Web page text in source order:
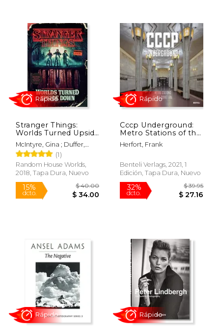
15%
dcto.
$ 30.00
$ 25.50
50%
dcto.
$
$
Stranger Things:
Worlds Turned Upside
Down: The Official
Behind-The-Scenes
Companion (en
Inglés)
McIntyre, Gina ; Duffer,
Matt ; Duffer, Ross
(1)
Random House Worlds,
2018, Tapa Dura, Nuevo
15%
dcto.
Rápido
Cccp Underground:
Metro Stations of the
Soviet era (en Inglés)
Herfort, Frank
Benteli Verlags, 2021, 1
Edición, Tapa Dura, Nuevo
32%
dcto.
Rápido